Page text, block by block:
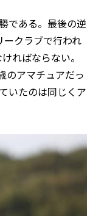
である。最後の逆
クラブで行われ
ればならない。
のアマチュアだっ
いたのは同じくア